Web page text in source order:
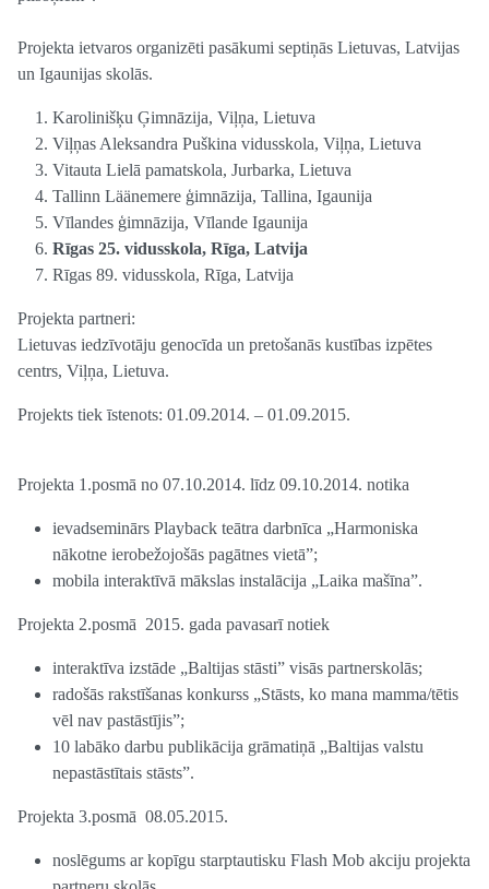
Projekta ietvaros organizēti pasākumi septiņās Lietuvas, Latvijas
un Igaunijas skolās.
Karolinišķu Ģimnāzija, Viļņa, Lietuva
Viļņas Aleksandra Puškina vidusskola, Viļņa, Lietuva
Vitauta Lielā pamatskola, Jurbarka, Lietuva
Tallinn Läänemere ģimnāzija, Tallina, Igaunija
Vīlandes ģimnāzija, Vīlande Igaunija
Rīgas 25. vidusskola, Rīga, Latvija
Rīgas 89. vidusskola, Rīga, Latvija
Projekta partneri:
Lietuvas iedzīvotāju genocīda un pretošanās kustības izpētes
centrs, Viļņa, Lietuva.
Projekts tiek īstenots: 01.09.2014. – 01.09.2015.
Projekta 1.posmā no 07.10.2014. līdz 09.10.2014. notika
ievadseminārs Playback teātra darbnīca „Harmoniska
nākotne ierobežojošās pagātnes vietā”;
mobila interaktīvā mākslas instalācija „Laika mašīna”.
Projekta 2.posmā 2015. gada pavasarī notiek
interaktīva izstāde „Baltijas stāsti” visās partnerskolās;
radošās rakstīšanas konkurss „Stāsts, ko mana mamma/tētis
vēl nav pastāstījis”;
10 labāko darbu publikācija grāmatiņā „Baltijas valstu
nepastāstītais stāsts”.
Projekta 3.posmā 08.05.2015.
noslēgums ar kopīgu starptautisku Flash Mob akciju projekta